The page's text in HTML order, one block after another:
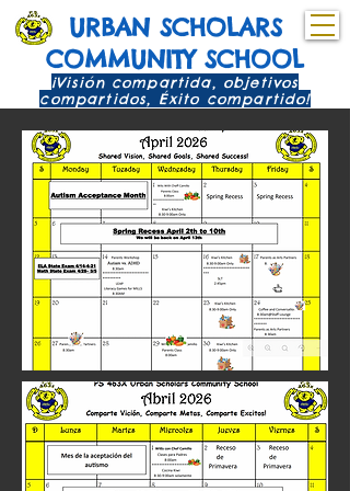
URBAN SCHOLARS
COMMUNITY SCHOOL
¡Visión compartida, objetivos
compartidos, Éxito compartido!